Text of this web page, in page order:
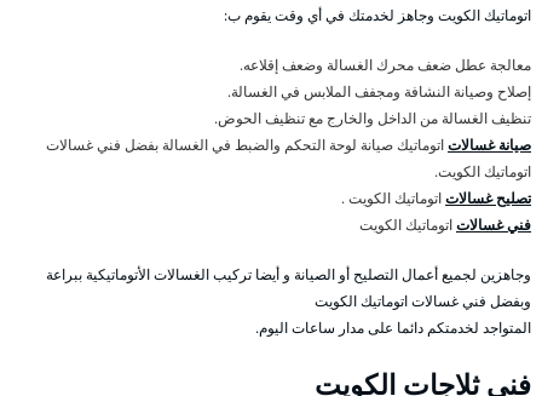
اتوماتيك الكويت وجاهز لخدمتك في أي وقت يقوم ب:
معالجة عطل ضعف محرك الغسالة وضعف إقلاعه.
إصلاح وصيانة النشافة ومجفف الملابس في الغسالة.
تنظيف الغسالة من الداخل والخارج مع تنظيف الحوض.
صيانة غسالاتاتوماتيك صيانة لوحة التحكم والضبط في الغسالة بفضل فني غسالات
اتوماتيك الكويت.
تصليح غسالاتاتوماتيك الكويت .
فني غسالاتاتوماتيك الكويت
وجاهزين لجميع أعمال التصليح أو الصيانة و أيضا تركيب الغسالات الأتوماتيكية ببراعة
وبفضل فني غسالات اتوماتيك الكويت
المتواجد لخدمتكم دائما على مدار ساعات اليوم.
فني ثلاجات الكويت